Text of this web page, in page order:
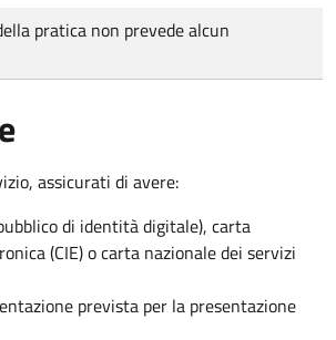
pratica non prevede alcun
assicurati di avere:
di identità digitale), carta
(CIE) o carta nazionale dei servizi
prevista per la presentazione